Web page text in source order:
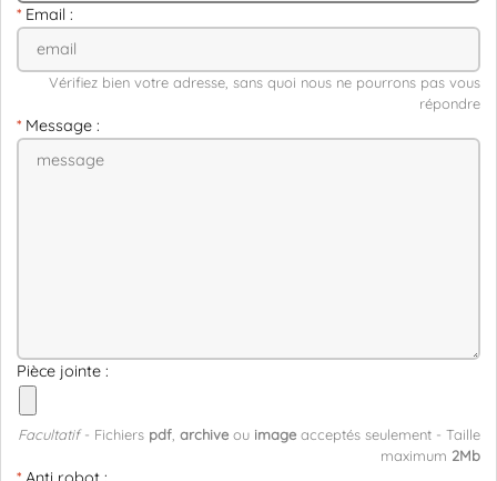
Email :
Vérifiez bien votre adresse, sans quoi nous ne pourrons pas vous
répondre
Message :
Pièce jointe :
Facultatif- Fichiers pdf, archiveou imageacceptés seulement - Taille
maximum 2Mb